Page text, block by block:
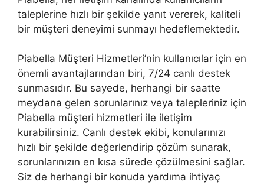
taleplerine hızlı bir şekilde yanıt vererek, kaliteli
bir müşteri deneyimi sunmayı hedeflemektedir.
Piabella Müşteri Hizmetleri’nin kullanıcılar için en
önemli avantajlarından biri, 7/24 canlı destek
sunmasıdır. Bu sayede, herhangi bir saatte
meydana gelen sorunlarınız veya talepleriniz için
Piabella müşteri hizmetleri ile iletişim
kurabilirsiniz. Canlı destek ekibi, konularınızı
hızlı bir şekilde değerlendirip çözüm sunarak,
sorunlarınızın en kısa sürede çözülmesini sağlar.
Siz de herhangi bir konuda yardıma ihtiyaç